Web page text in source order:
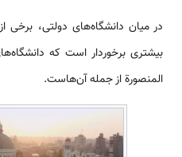
در میان دانشگاه‌­های دولتی، برخی
بیشتری برخوردار است که
المنصورة از جمله آن‌هاست.